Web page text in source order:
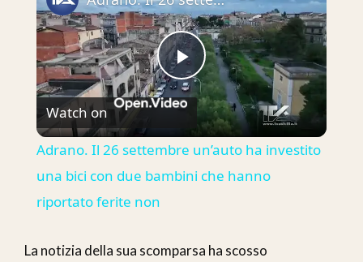
Play
Video
Watch on
Adrano. Il 26 settembre un’auto ha investito
una bici con due bambini che hanno
riportato ferite non
La notizia della sua scomparsa ha scosso